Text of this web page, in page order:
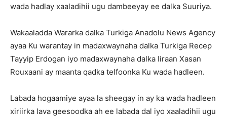
wada hadlay xaaladihii ugu dambeeyay ee dalka Suuriya.
Wakaaladda Wararka dalka Turkiga Anadolu News Agency
ayaa Ku warantay in madaxwaynaha dalka Turkiga Recep
Tayyip Erdogan iyo madaxwaynaha dalka Iiraan Xasan
Rouxaani ay maanta qadka telfoonka Ku wada hadleen.
Labada hogaamiye ayaa la sheegay in ay ka wada hadleen
xiriirka lava geesoodka ah ee labada dal iyo xaaladihii ugu